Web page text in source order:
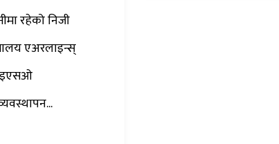
रहेको निजी
एअरलाइन्स्